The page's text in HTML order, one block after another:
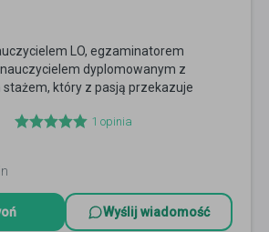
LO, egzaminatorem
dyplomowanym z
który z pasją przekazuje
1 opinia
Wyślij wiadomość